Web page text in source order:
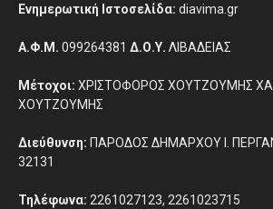
Ενημερωτική Ιστοσελίδα: diavima.gr
Α.Φ.Μ. 099264381 Δ.Ο.Υ. ΛΙΒΑΔΕΙΑΣ
Μέτοχοι: ΧΡΙΣΤΟΦΟΡΟΣ ΧΟΥΤΖΟΥΜΗΣ
ΧΟΥΤΖΟΥΜΗΣ
Διεύθυνση: ΠΑΡΟΔΟΣ ΔΗΜΑΡΧΟΥ Ι.
32131
Τηλέφωνα: 2261027123, 2261023715